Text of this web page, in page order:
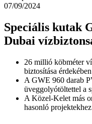
07/09/2024
Speciális kutak
Dubai
26 millió köbméter
biztosítása érdekében
A GWE 960 darab
üveggolyótöltettel a
A Közel-Kelet más
hasonló projektekhez